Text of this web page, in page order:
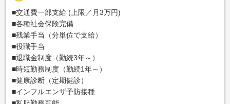
■交通費一部支給 (上限／月3万円)
■各種社会保険完備
■残業手当（分単位で支給）
■役職手当
■退職金制度（勤続3年～）
■時短勤務制度（勤続1年～）
■健康診断（定期健診）
■インフルエンザ予防接種